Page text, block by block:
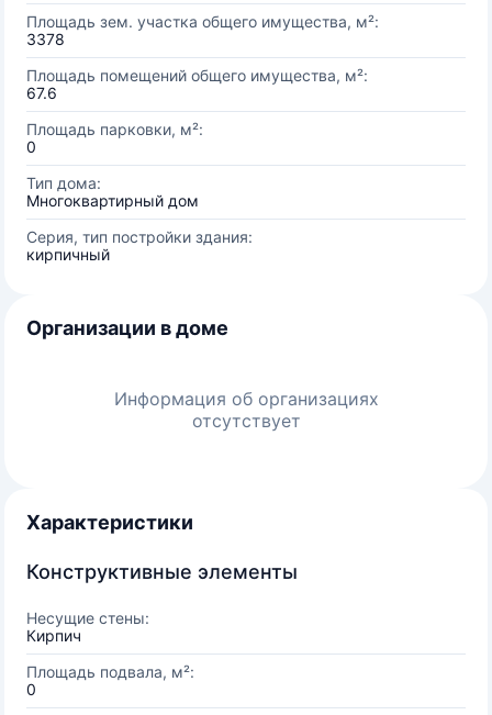
Площадь зем. участка общего имущества, м²:
3378
Площадь помещений общего имущества, м²:
67.6
Площадь парковки, м²:
0
Тип дома:
Многоквартирный дом
Серия, тип постройки здания:
кирпичный
Организации в доме
Информация об организациях
отсутствует
Характеристики
Конструктивные элементы
Несущие стены:
Кирпич
Площадь подвала, м²:
0